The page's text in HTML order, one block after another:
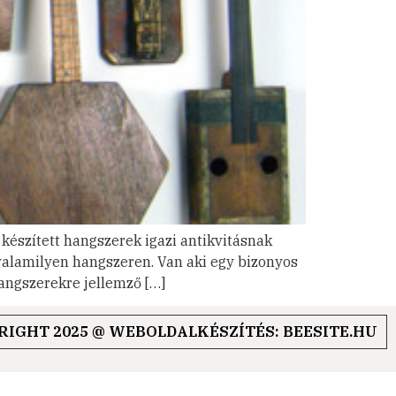
hangszerek igazi antikvitásnak
hangszeren. Van aki egy bizonyos
jellemző […]
2025 @ WEBOLDALKÉSZÍTÉS: BEESITE.HU